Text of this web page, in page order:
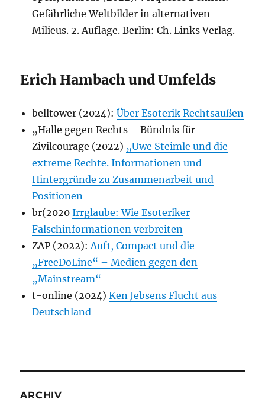
Gefährliche Weltbilder in alternativen
Milieus. 2. Auflage. Berlin: Ch. Links Verlag.
Erich Hambach und Umfelds
belltower (2024):Über Esoterik Rechtsaußen
„Halle gegen Rechts – Bündnis für
Zivilcourage (2022) „Uwe Steimle und die
extreme Rechte. Informationen und
Hintergründe zu Zusammenarbeit und
Positionen
br(2020Irrglaube: Wie Esoteriker
Falschinformationen verbreiten
ZAP (2022): Auf1, Compact und die
„FreeDoLine“ – Medien gegen den
„Mainstream“
t-online (2024)Ken Jebsens Flucht aus
Deutschland
ARCHIV